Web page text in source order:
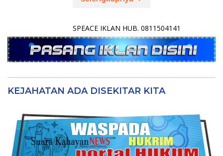
SPEACE IKLAN HUB. 0811504141
KEJAHATAN ADA DISEKITAR KITA